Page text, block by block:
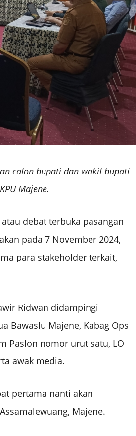
calon bupati dan wakil bupati
Majene.
debat terbuka pasangan
pada 7 November 2024,
para stakeholder terkait,
Ridwan didampingi
Bawaslu Majene, Kabag Ops
Paslon nomor urut satu, LO
awak media.
pertama nanti akan
Majene.